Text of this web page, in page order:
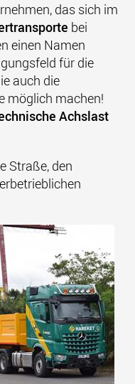
das sich im
bei
einen Namen
für die
auch die
möglich machen!
Achslast
Straße, den